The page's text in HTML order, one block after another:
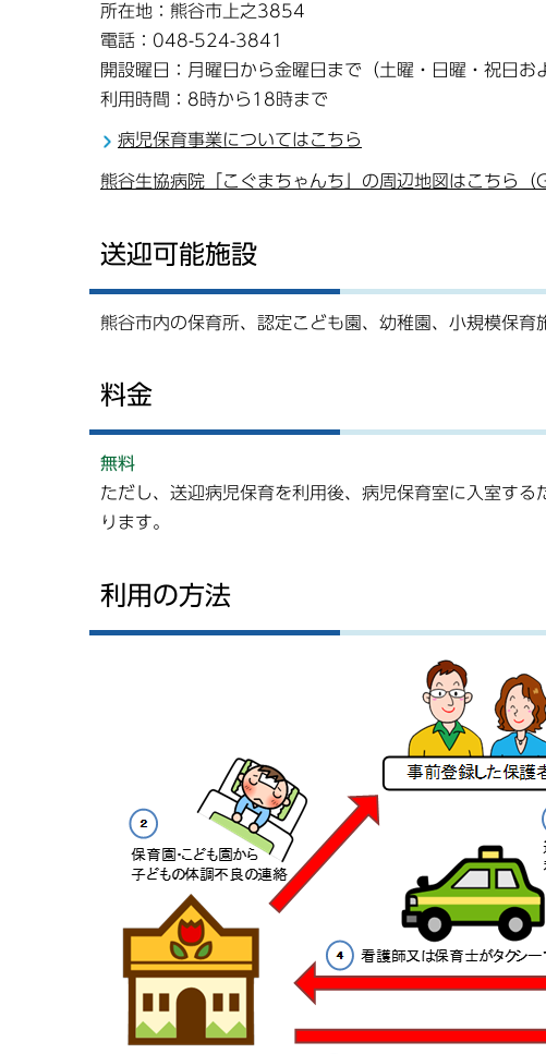
所在地：熊谷市上之3854
電話：048-524-3841
開設曜日：月曜日から金曜日まで（土曜・日曜・祝日
利用時間：8時から18時まで
病児保育事業についてはこちら
熊谷生協病院「こぐまちゃんち」の周辺地図はこちら（
送迎可能施設
熊谷市内の保育所、認定こども園、幼稚園、小規模保
料金
無料
ただし、送迎病児保育を利用後、病児保育室に入室す
ります。
利用の方法